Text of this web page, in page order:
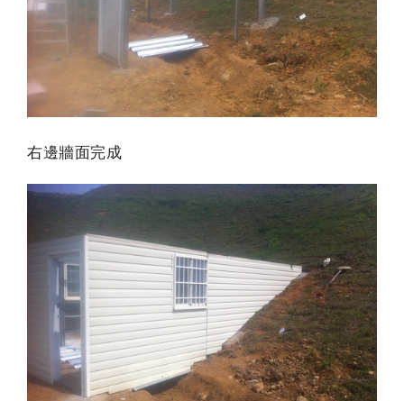
右邊牆面完成